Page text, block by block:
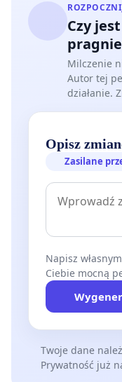
Czy
Milczenie
Autor tej
działanie.
Opisz
Zasilane
Napisz
Ciebie mocną
Twoje dane
Prywatność już